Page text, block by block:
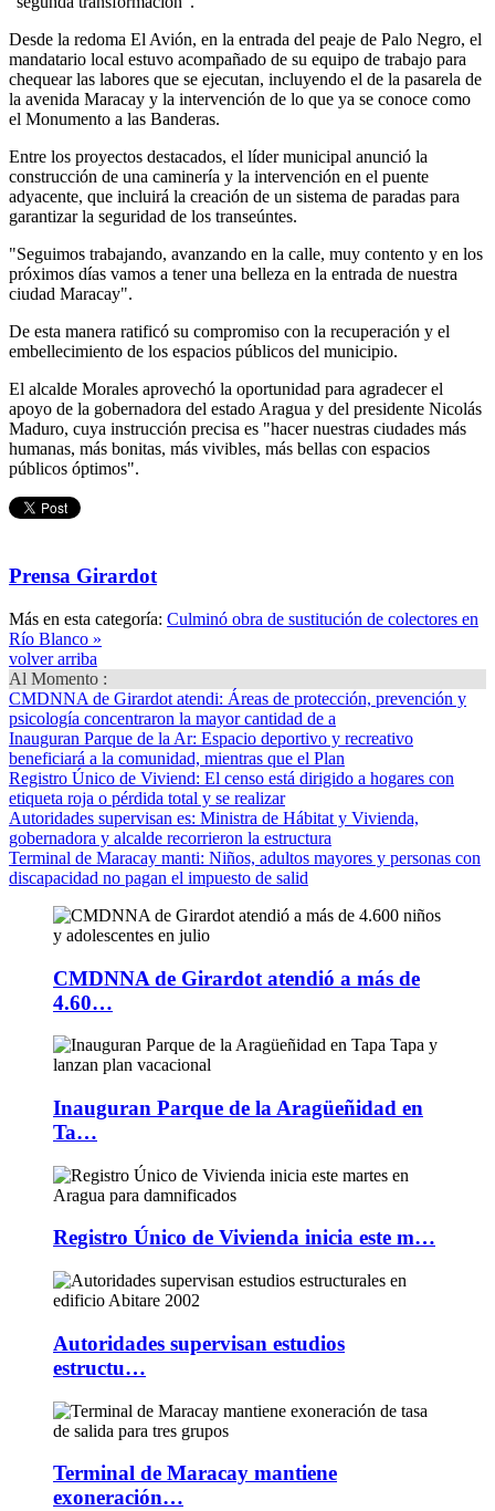
Desde la redoma El Avión, en la entrada del peaje de Palo Negro, el
mandatario local estuvo acompañado de su equipo de trabajo para
chequear las labores que se ejecutan, incluyendo el de la pasarela de
la avenida Maracay y la intervención de lo que ya se conoce como
el Monumento a las Banderas.
Entre los proyectos destacados, el líder municipal anunció la
construcción de una caminería y la intervención en el puente
adyacente, que incluirá la creación de un sistema de paradas para
garantizar la seguridad de los transeúntes.
"Seguimos trabajando, avanzando en la calle, muy contento y en los
próximos días vamos a tener una belleza en la entrada de nuestra
ciudad Maracay".
De esta manera ratificó su compromiso con la recuperación y el
embellecimiento de los espacios públicos del municipio.
El alcalde Morales aprovechó la oportunidad para agradecer el
apoyo de la gobernadora del estado Aragua y del presidente Nicolás
Maduro, cuya instrucción precisa es "hacer nuestras ciudades más
humanas, más bonitas, más vivibles, más bellas con espacios
públicos óptimos".
Prensa Girardot
Más en esta categoría: Culminó obra de sustitución de colectores en
Río Blanco »
volver arriba
Al Momento :
CMDNNA de Girardot atendi: Áreas de protección, prevención y
psicología concentraron la mayor cantidad de a
Inauguran Parque de la Ar: Espacio deportivo y recreativo
beneficiará a la comunidad, mientras que el Plan
Registro Único de Viviend: El censo está dirigido a hogares con
etiqueta roja o pérdida total y se realizar
Autoridades supervisan es: Ministra de Hábitat y Vivienda,
gobernadora y alcalde recorrieron la estructura
Terminal de Maracay manti: Niños, adultos mayores y personas con
discapacidad no pagan el impuesto de salid
CMDNNA de Girardot atendió a más de
4.60…
Inauguran Parque de la Aragüeñidad en
Ta…
Registro Único de Vivienda inicia este m…
Autoridades supervisan estudios
estructu…
Terminal de Maracay mantiene
exoneración…